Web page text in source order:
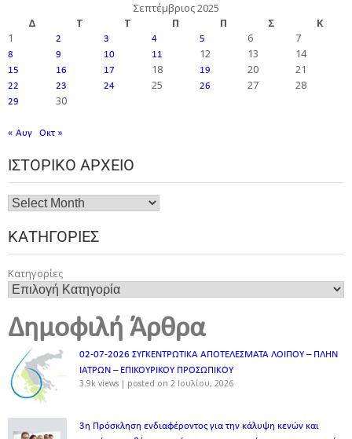
Σεπτέμβριος 2025
Δ
Τ Τ Π Π Σ
Κ
1
2 3 4 5 6 7
8 9 10 11 12 13 14
15 16 17 18 19 20 21
22 23 24 25 26 27 28
29 30
« Αυγ Οκτ »
ΙΣΤΟΡΙΚΌ ΑΡΧΕΊΟ
ΚΑΤΗΓΟΡΊΕΣ
Κατηγορίες
Δημοφιλή Άρθρα
02-07-2026 ΣΥΓΚΕΝΤΡΩΤΙΚΑ ΑΠΟΤΕΛΕΣΜΑΤΑ ΛΟΙΠΟΥ – ΠΛΗΝ
ΙΑΤΡΩΝ – ΕΠΙΚΟΥΡΙΚΟΥ ΠΡΟΣΩΠΙΚOY
3.9k views | posted on 2 Ιουλίου, 2026
3η Πρόσκληση ενδιαφέροντος για την κάλυψη κενών και